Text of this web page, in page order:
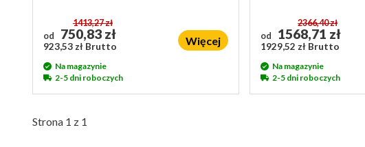
od
1413,27 zł
750,83 zł
923,53 zł Brutto Więcej
Na magazynie
2-5 dni roboczych
od
2366,40 zł
1568,71 zł
1929,52 zł Brutto
Na magazynie
2-5 dni roboczych
Strona 1 z 1